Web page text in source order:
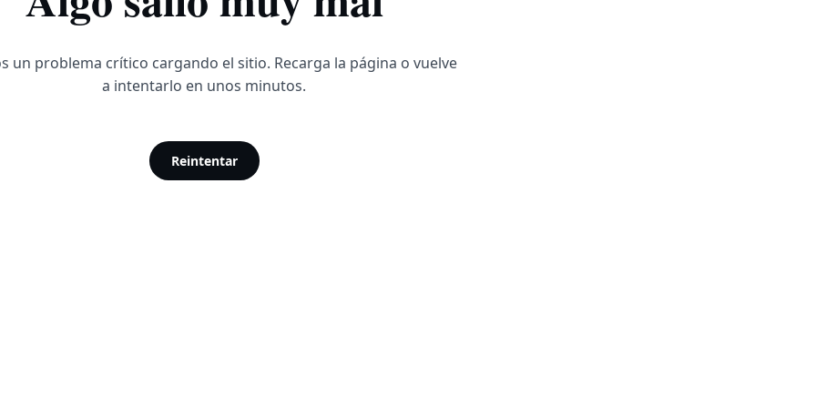
un problema crítico cargando el sitio. Recarga la página o vuelve
a intentarlo en unos minutos.
Reintentar